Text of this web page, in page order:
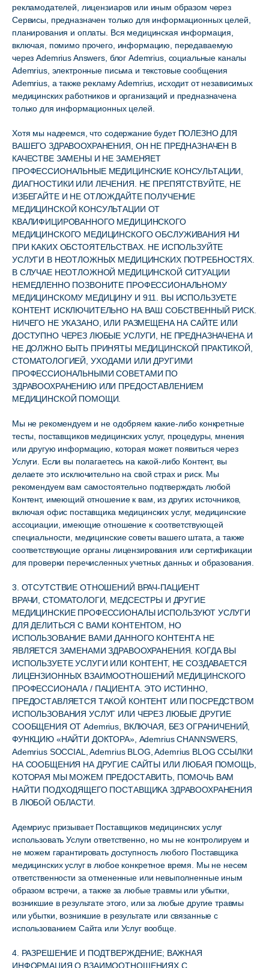
рекламодателей, лицензиаров или иным образом через
Сервисы, предназначен только для информационных целей,
планирования и оплаты. Вся медицинская информация,
включая, помимо прочего, информацию, передаваемую
через Ademrius Answers, блог Ademrius, социальные каналы
Ademrius, электронные письма и текстовые сообщения
Ademrius, а также рекламу Ademrius, исходит от независимых
медицинских работников и организаций и предназначена
только для информационных целей.
Хотя мы надеемся, что содержание будет ПОЛЕЗНО ДЛЯ
ВАШЕГО ЗДРАВООХРАНЕНИЯ, ОН НЕ ПРЕДНАЗНАЧЕН В
КАЧЕСТВЕ ЗАМЕНЫ И НЕ ЗАМЕНЯЕТ
ПРОФЕССИОНАЛЬНЫЕ МЕДИЦИНСКИЕ КОНСУЛЬТАЦИИ,
ДИАГНОСТИКИ ИЛИ ЛЕЧЕНИЯ. НЕ ПРЕПЯТСТВУЙТЕ, НЕ
ИЗБЕГАЙТЕ И НЕ ОТЛОЖДАЙТЕ ПОЛУЧЕНИЕ
МЕДИЦИНСКОЙ КОНСУЛЬТАЦИИ ОТ
КВАЛИФИЦИРОВАННОГО МЕДИЦИНСКОГО
МЕДИЦИНСКОГО МЕДИЦИНСКОГО ОБСЛУЖИВАНИЯ НИ
ПРИ КАКИХ ОБСТОЯТЕЛЬСТВАХ. НЕ ИСПОЛЬЗУЙТЕ
УСЛУГИ В НЕОТЛОЖНЫХ МЕДИЦИНСКИХ ПОТРЕБНОСТЯХ.
В СЛУЧАЕ НЕОТЛОЖНОЙ МЕДИЦИНСКОЙ СИТУАЦИИ
НЕМЕДЛЕННО ПОЗВОНИТЕ ПРОФЕССИОНАЛЬНОМУ
МЕДИЦИНСКОМУ МЕДИЦИНУ И 911. ВЫ ИСПОЛЬЗУЕТЕ
КОНТЕНТ ИСКЛЮЧИТЕЛЬНО НА ВАШ СОБСТВЕННЫЙ РИСК.
НИЧЕГО НЕ УКАЗАНО, ИЛИ РАЗМЕЩЕНА НА САЙТЕ ИЛИ
ДОСТУПНО ЧЕРЕЗ ЛЮБЫЕ УСЛУГИ, НЕ ПРЕДНАЗНАЧЕНА И
НЕ ДОЛЖНО БЫТЬ ПРИНЯТЫ МЕДИЦИНСКОЙ ПРАКТИКОЙ,
СТОМАТОЛОГИЕЙ, УХОДАМИ ИЛИ ДРУГИМИ
ПРОФЕССИОНАЛЬНЫМИ СОВЕТАМИ ПО
ЗДРАВООХРАНЕНИЮ ИЛИ ПРЕДОСТАВЛЕНИЕМ
МЕДИЦИНСКОЙ ПОМОЩИ.
Мы не рекомендуем и не одобряем какие-либо конкретные
тесты, поставщиков медицинских услуг, процедуры, мнения
или другую информацию, которая может появиться через
Услуги. Если вы полагаетесь на какой-либо Контент, вы
делаете это исключительно на свой страх и риск. Мы
рекомендуем вам самостоятельно подтверждать любой
Контент, имеющий отношение к вам, из других источников,
включая офис поставщика медицинских услуг, медицинские
ассоциации, имеющие отношение к соответствующей
специальности, медицинские советы вашего штата, а также
соответствующие органы лицензирования или сертификации
для проверки перечисленных учетных данных и образования.
3. ОТСУТСТВИЕ ОТНОШЕНИЙ ВРАЧ-ПАЦИЕНТ
ВРАЧИ, СТОМАТОЛОГИ, МЕДСЕСТРЫ И ДРУГИЕ
МЕДИЦИНСКИЕ ПРОФЕССИОНАЛЫ ИСПОЛЬЗУЮТ УСЛУГИ
ДЛЯ ДЕЛИТЬСЯ С ВАМИ КОНТЕНТОМ, НО
ИСПОЛЬЗОВАНИЕ ВАМИ ДАННОГО КОНТЕНТА НЕ
ЯВЛЯЕТСЯ ЗАМЕНАМИ ЗДРАВООХРАНЕНИЯ. КОГДА ВЫ
ИСПОЛЬЗУЕТЕ УСЛУГИ ИЛИ КОНТЕНТ, НЕ СОЗДАВАЕТСЯ
ЛИЦЕНЗИОННЫХ ВЗАИМООТНОШЕНИЙ МЕДИЦИНСКОГО
ПРОФЕССИОНАЛА / ПАЦИЕНТА. ЭТО ИСТИННО,
ПРЕДОСТАВЛЯЕТСЯ ТАКОЙ КОНТЕНТ ИЛИ ПОСРЕДСТВОМ
ИСПОЛЬЗОВАНИЯ УСЛУГ ИЛИ ЧЕРЕЗ ЛЮБЫЕ ДРУГИЕ
СООБЩЕНИЯ ОТ Ademrius, ВКЛЮЧАЯ, БЕЗ ОГРАНИЧЕНИЙ,
ФУНКЦИЮ «НАЙТИ ДОКТОРА», Ademrius CHANNSWERS,
Ademrius SOCCIAL, Ademrius BLOG, Ademrius BLOG ССЫЛКИ
НА СООБЩЕНИЯ НА ДРУГИЕ САЙТЫ ИЛИ ЛЮБАЯ ПОМОЩЬ,
КОТОРАЯ МЫ МОЖЕМ ПРЕДОСТАВИТЬ, ПОМОЧЬ ВАМ
НАЙТИ ПОДХОДЯЩЕГО ПОСТАВЩИКА ЗДРАВООХРАНЕНИЯ
В ЛЮБОЙ ОБЛАСТИ.
Адемриус призывает Поставщиков медицинских услуг
использовать Услуги ответственно, но мы не контролируем и
не можем гарантировать доступность любого Поставщика
медицинских услуг в любое конкретное время. Мы не несем
ответственности за отмененные или невыполненные иным
образом встречи, а также за любые травмы или убытки,
возникшие в результате этого, или за любые другие травмы
или убытки, возникшие в результате или связанные с
использованием Сайта или Услуг вообще.
4. РАЗРЕШЕНИЕ И ПОДТВЕРЖДЕНИЕ; ВАЖНАЯ
ИНФОРМАЦИЯ О ВЗАИМООТНОШЕНИЯХ С